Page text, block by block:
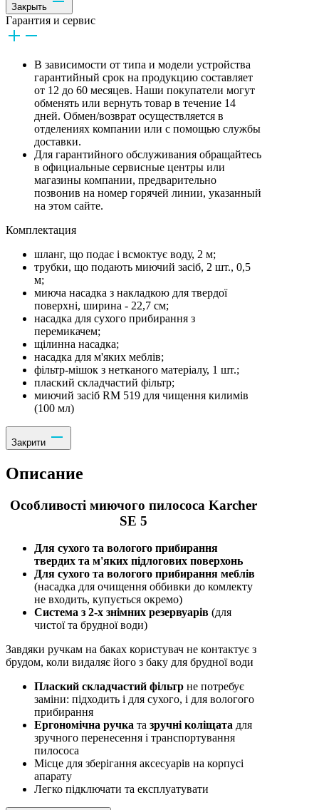
Закрыть
Гарантия и сервис
В зависимости от типа и модели устройства
гарантийный срок на продукцию составляет
от 12 до 60 месяцев. Наши покупатели могут
обменять или вернуть товар в течение 14
дней. Обмен/возврат осуществляется в
отделениях компании или с помощью службы
доставки.
Для гарантийного обслуживания обращайтесь
в официальные сервисные центры или
магазины компании, предварительно
позвонив на номер горячей линии, указанный
на этом сайте.
Комплектация
шланг, що подає і всмоктує воду, 2 м;
трубки, що подають миючий засіб, 2 шт., 0,5
м;
миюча насадка з накладкою для твердої
поверхні, ширина - 22,7 см;
насадка для сухого прибирання з
перемикачем;
щілинна насадка;
насадка для м'яких меблів;
фільтр-мішок з нетканого матеріалу, 1 шт.;
плаский складчастий фільтр;
миючий засіб RM 519 для чищення килимів
(100 мл)
Закрити
Описание
Особливості миючого пилососа Karcher
SE 5
Для сухого та вологого прибирання
твердих та м'яких підлогових поверхонь
Для сухого та вологого прибирання меблів
(насадка для очищення оббивки до комлекту
не входить, купується окремо)
Система з 2-х знімних резервуарів (для
чистої та брудної води)
Завдяки ручкам на баках користувач не контактує з
брудом, коли видаляє його з баку для брудної води
Плаский складчастий фільтр не потребує
заміни: підходить і для сухого, і для вологого
прибирання
Ергономічна ручка та зручні коліщата для
зручного перенесення і транспортування
пилососа
Місце для зберігання аксесуарів на корпусі
апарату
Легко підключати та експлуатувати